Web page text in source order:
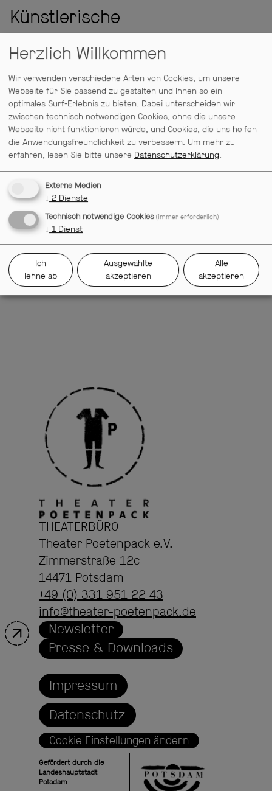
Künstlerische
Beteiligung:
SCHAUSPIELER
Oh, wie schön ist Panama
Oh, wie schön ist Panama
THEATERBÜRO
Theater Poetenpack e.V.
Zimmerstraße 12c
14471 Potsdam
+49 (0) 331 951 22 43
info@theater-poetenpack.de
Newsletter
Presse & Downloads
Impressum
Datenschutz
Cookie Einstellungen ändern
Gefördert durch die
Landeshauptstadt
Potsdam
Herzlich Willkommen
Wir verwenden verschiedene Arten von Cookies, um unsere
Webseite für Sie passend zu gestalten und Ihnen so ein
optimales Surf-Erlebnis zu bieten. Dabei unterscheiden wir
zwischen technisch notwendigen Cookies, ohne die unsere
Webseite nicht funktionieren würde, und Cookies, die uns helfen
die Anwendungsfreundlichkeit zu verbessern. Um mehr zu
erfahren, lesen Sie bitte unsere Datenschutzerklärung.
Externe Medien
↓ 2 Dienste
Technisch notwendige Cookies (immer erforderlich)
↓ 1 Dienst
Ich
lehne ab
Ausgewählte
akzeptieren
Alle
akzeptieren